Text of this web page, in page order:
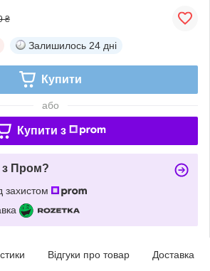
₴
Залишилось 24 дні
Купити
або
Купити з
з Пром?
захистом
Відгуки про товар Доставка